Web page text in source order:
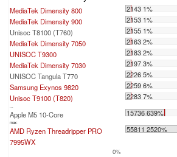
MediaTek Dimensity 800
2143 1%
MediaTek Dimensity 900
2153 1%
Unisoc T8100 (T760)
2155 1%
MediaTek Dimensity 7050
2163 2%
UNISOC T9300
2183 2%
MediaTek Dimensity 7030
2197 3%
UNISOC Tangula T770
2226 5%
Samsung Exynos 9820
2259 6%
Unisoc T9100 (T820)
2283 7%
...
Apple M5 10-Core 15736 639%
max:
AMD Ryzen Threadripper PRO
7995WX
55811 2520%
0%